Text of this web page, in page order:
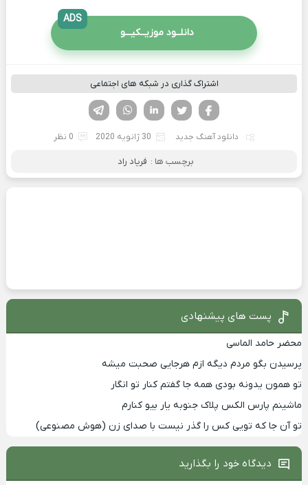
دانلــود موزیــکیـــو
ADS
اشتراک گذاری در شبکه های اجتماعی
لینکدین تویتر
فیسوک
دانلود آهنگ جدید 30 ژانویه 2020 0 نظر
برچسب ها : فریاد راد
پست های پیشنهادی
محضر حامد الماسی
پرسیدن بگو مردم دیگه ازم هرجایی صحبت میشه
تو همون یدونه بودی همه جا گفتم کنار تو انگار
ماشینم پارس الکس پلاک جنوبه یار بیو کنارم
تو آن جا که تویی کس را گذر نیست با صدای زن (هوش مصنوعی)
دیدگاه خود را بگذارید